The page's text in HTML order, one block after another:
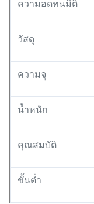
ความอดทนมิติ
วัสดุ
ความจุ
น้ำหนัก
คุณสมบัติ
ขั้นต่ำ